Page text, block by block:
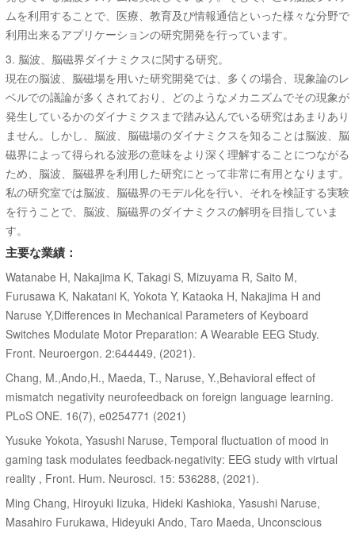
ムを利用することで、医療、教育及び情報通信といった様々な分野で
利用出来るアプリケーションの研究開発を行っています。
3. 脳波、脳磁界ダイナミクスに関する研究。
現在の脳波、脳磁場を用いた研究開発では、多くの場合、現象論のレ
ベルでの議論が多くされており、どのようなメカニズムでその現象が
発生しているかのダイナミクスまで踏み込んでいる研究はあまりあり
ません。しかし、脳波、脳磁場のダイナミクスを知ることは脳波、脳
磁界によって得られる波形の意味をより深く理解することにつながる
ため、脳波、脳磁界を利用した研究にとって非常に有用となります。
私の研究室では脳波、脳磁界のモデル化を行い、それを検証する実験
を行うことで、脳波、脳磁界のダイナミクスの解明を目指していま
す。
主要な業績：
Watanabe H, Nakajima K, Takagi S, Mizuyama R, Saito M,
Furusawa K, Nakatani K, Yokota Y, Kataoka H, Nakajima H and
Naruse Y,Differences in Mechanical Parameters of Keyboard
Switches Modulate Motor Preparation: A Wearable EEG Study.
Front. Neuroergon. 2:644449, (2021).
Chang, M.,Ando,H., Maeda, T., Naruse, Y.,Behavioral effect of
mismatch negativity neurofeedback on foreign language learning.
PLoS ONE. 16(7), e0254771 (2021)
Yusuke Yokota, Yasushi Naruse, Temporal fluctuation of mood in
gaming task modulates feedback-negativity: EEG study with virtual
reality , Front. Hum. Neurosci. 15: 536288, (2021).
Ming Chang, Hiroyuki Iizuka, Hideki Kashioka, Yasushi Naruse,
Masahiro Furukawa, Hideyuki Ando, Taro Maeda, Unconscious